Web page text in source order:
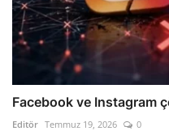
Facebook ve Instagram
Editör Temmuz 19, 2026 0